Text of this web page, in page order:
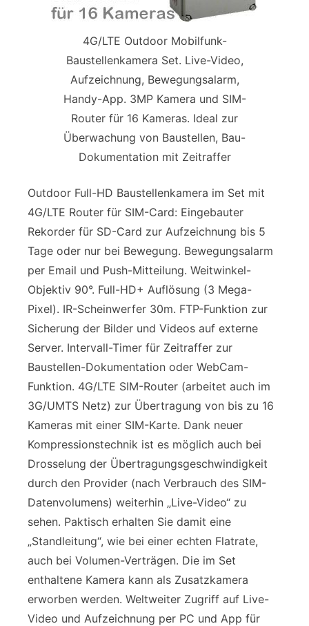
4G/LTE Outdoor Mobilfunk-
Baustellenkamera Set. Live-Video,
Aufzeichnung, Bewegungsalarm,
Handy-App. 3MP Kamera und SIM-
Router für 16 Kameras. Ideal zur
Überwachung von Baustellen, Bau-
Dokumentation mit Zeitraffer
Outdoor Full-HD Baustellenkamera im Set mit
4G/LTE Router für SIM-Card: Eingebauter
Rekorder für SD-Card zur Aufzeichnung bis 5
Tage oder nur bei Bewegung. Bewegungsalarm
per Email und Push-Mitteilung. Weitwinkel-
Objektiv 90°. Full-HD+ Auflösung (3 Mega-
Pixel). IR-Scheinwerfer 30m. FTP-Funktion zur
Sicherung der Bilder und Videos auf externe
Server. Intervall-Timer für Zeitraffer zur
Baustellen-Dokumentation oder WebCam-
Funktion. 4G/LTE SIM-Router (arbeitet auch im
3G/UMTS Netz) zur Übertragung von bis zu 16
Kameras mit einer SIM-Karte. Dank neuer
Kompressionstechnik ist es möglich auch bei
Drosselung der Übertragungsgeschwindigkeit
durch den Provider (nach Verbrauch des SIM-
Datenvolumens) weiterhin „Live-Video“ zu
sehen. Paktisch erhalten Sie damit eine
„Standleitung“, wie bei einer echten Flatrate,
auch bei Volumen-Verträgen. Die im Set
enthaltene Kamera kann als Zusatzkamera
erworben werden. Weltweiter Zugriff auf Live-
Video und Aufzeichnung per PC und App für